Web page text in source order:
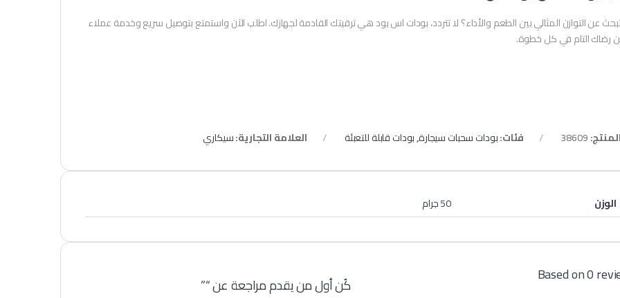
عن التوازن المثالي بين الطعم والأداء؟ لا تتردد، بودات اس بود هي ترقيتك القادمة لجهازك. اطلب الآن واستمتع بتوصيل سريع وخدمة عملاء
رضاك التام في كل خطوة.
38609 فئات:بودات سحبات سيجارة,بودات قابلة للتعبئة العلامة التجارية:سيكاري
الوزن 50 جرام
Based on 0 كُن أول من يقدم مراجعة عن “”